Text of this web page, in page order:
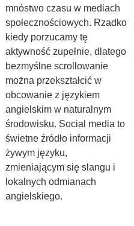
mnóstwo czasu w mediach
społecznościowych. Rzadko
kiedy porzucamy tę
aktywność zupełnie, dlatego
bezmyślne scrollowanie
można przekształcić w
obcowanie z językiem
angielskim w naturalnym
środowisku. Social media to
świetne źródło informacji
żywym języku,
zmieniającym się slangu i
lokalnych odmianach
angielskiego.